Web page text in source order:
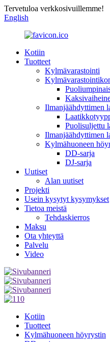
Tervetuloa verkkosivuillemme!
English
Kotiin
Tuotteet
Kylmävarastointi
Ilmanjäähdyttimen
Puolisuljettu
Ilmanjäähdyttimen
Kylmähuoneen
DD-sarja
DJ-sarja
Uutiset
Alan uutiset
Projekti
Usein kysytyt kysymykset
Tietoa meistä
Tehdaskierros
Maksu
Ota yhteyttä
Palvelu
Video
Kotiin
Tuotteet
Kylmähuoneen höyrystin